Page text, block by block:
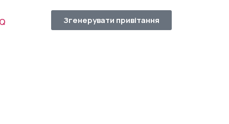
Згенерувати привітання